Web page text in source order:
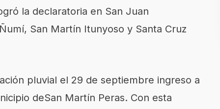
la declaratoria en San Juan
San Martín Itunyoso y Santa Cruz
pluvial el 29 de septiembre ingreso a
deSan Martín Peras. Con esta